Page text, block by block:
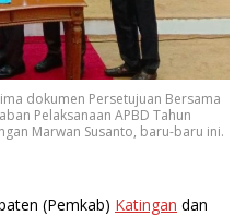
dokumen Persetujuan Bersama
Pelaksanaan APBD Tahun
Marwan Susanto, baru-baru ini.
(Pemkab) Katingan dan